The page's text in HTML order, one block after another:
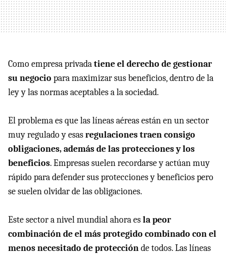
Como empresa privadatiene el derecho de gestionar
su negocio para maximizar sus beneficios, dentro de la
ley y las normas aceptables a la sociedad.
El problema es que las líneas aéreas están en un sector
muy regulado y esasregulaciones traen consigo
obligaciones, además de las protecciones y los
beneficios. Empresas suelen recordarse y actúan muy
rápido para defender sus protecciones y beneficios pero
se suelen olvidar de las obligaciones.
Este sector a nivel mundial ahora esla peor
combinación de el más protegido combinado con el
menos necesitado de protecciónde todos. Las líneas